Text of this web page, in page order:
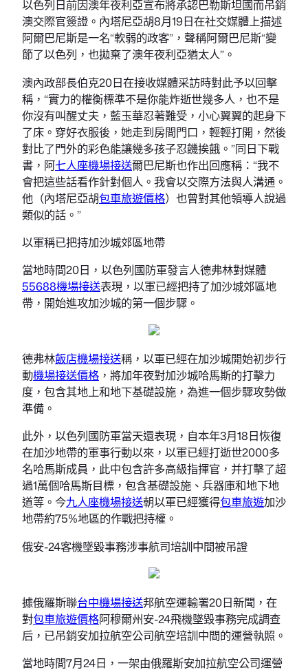
以色列日前因澳年夜利亞宣布將承認巴勒斯坦國而吊銷
澳交際官簽證。內塔尼亞胡8月19日在社交媒體上描述
阿爾巴尼斯是一名“軟弱的政客”，聲稱阿爾巴尼斯“變
節了以色列，也拋棄了澳年夜利亞猶太人”。
澳內政部長伯克20日在接收媒體采訪時對此予以回擊
稱，“實力的權衡標準不是你能炸逝世幾多人，也不是
你沒有叫醒丈夫，藍玉華忍著難受，小心翼翼的起身下
了床。穿好衣服後，她走到房間門口，輕輕打開，然後
對比了門外的彩色能讓幾多孩子忍饑挨餓。”同日下戰
書，阿七人座機場接送爾巴尼斯也作出回應稱：“我不
會把這些話看作針對個人。我會以交際方法與人溝通。
他（內塔尼亞胡包車旅遊價格）也曾對其他領導人說過
類似的話。”
以軍稱已把持加沙城郊區地帶
當地時間20日，以色列國防軍發言人德弗林對媒體
55688機場接送表現，以軍已經把持了加沙城郊區地
帶，開始進攻加沙城的第一個步驟。
德弗林飯店機場接送稱，以軍已經在加沙城開始初步行
動機場接送價格 ，將加年夜對加沙城哈馬斯的打擊力
度，包含其地上和地下基礎設施，為進一個步驟攻勢做
準備。
此外，以色列國防軍當天還表現，自本年3月18日恢復
在加沙地帶的軍事行動以來，以軍已經打逝世2000多
名哈馬斯成員，此中包含許多高級指揮官，并打擊了超
過1萬個哈馬斯目標，包含基礎設施、兵器庫和地下地
道等。今九人座機場接送朝以軍已經獲得包車旅遊加沙
地帶約75%地區的作戰把持權。
俄安-24客機墜毀事務涉事航司培訓中間被吊證
據俄羅斯聯台中機場接送邦航空運輸署20日新聞，在
對包車旅遊價格阿穆爾州安-24飛機墜毀事務完成調查
后，已吊銷安加拉航空公司航空培訓中間的運營執照。
當地時間7月24日，一架由俄羅斯安加拉航空公司運營